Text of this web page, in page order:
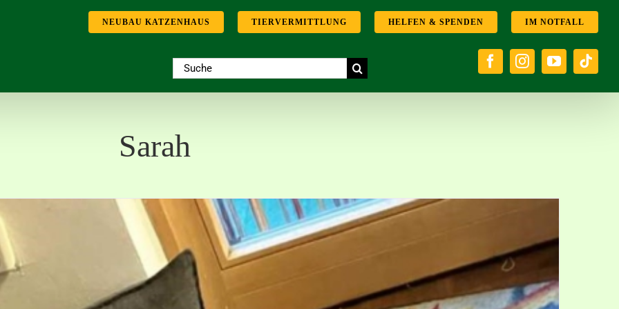
NEUBAU KATZENHAUS TIERVERMITTLUNG HELFEN & SPENDEN IM NOTFALL
Suche
nach:
Sarah